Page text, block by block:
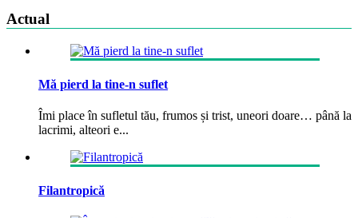
Actual
Mă pierd la tine-n suflet
Îmi place în sufletul tău, frumos și trist, uneori doare… până la
lacrimi, alteori e...
Filantropică